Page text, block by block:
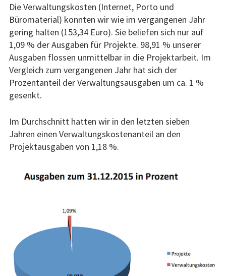
Die Verwaltungskosten (Internet, Porto und
Büromaterial) konnten wir wie im vergangenen Jahr
gering halten (153,34 Euro). Sie beliefen sich nur auf
1,09 % der Ausgaben für Projekte. 98,91 % unserer
Ausgaben flossen unmittelbar in die Projektarbeit. Im
Vergleich zum vergangenen Jahr hat sich der
Prozentanteil der Verwaltungsausgaben um ca. 1 %
gesenkt.
Im Durchschnitt hatten wir in den letzten sieben
Jahren einen Verwaltungskostenanteil an den
Projektausgaben von 1,18 %.